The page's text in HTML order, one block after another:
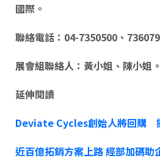
國際。
聯絡電話：04-7350500、
展會組聯絡人：黃小姐、陳小姐。
延伸閱讀
Deviate Cycles創始人將回購
近百億拓銷方案上路 經部加碼助